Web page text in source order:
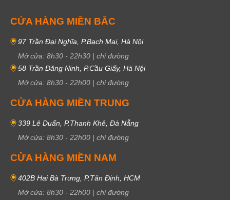
CỬA HÀNG MIỀN BẮC
97 Trần Đại Nghĩa, P.Bạch Mai, Hà Nội
Mở cửa: 8h30 - 22h30 | chỉ đường
58 Trần Đăng Ninh, P.Cầu Giấy, Hà Nội
Mở cửa: 8h30 - 22h00 | chỉ đường
CỬA HÀNG MIỀN TRUNG
339 Lê Duẩn, P.Thanh Khê, Đà Nẵng
Mở cửa: 8h30 - 22h00 | chỉ đường
CỬA HÀNG MIỀN NAM
402B Hai Bà Trưng, P.Tân Định, HCM
Mở cửa: 8h30 - 22h00 | chỉ đường